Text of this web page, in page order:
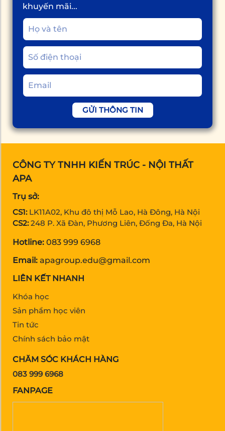
khuyến mãi...
GỬI THÔNG TIN
CÔNG TY TNHH KIẾN TRÚC - NỘI THẤT
APA
Trụ sở:
CS1: LK11A02, Khu đô thị Mỗ Lao, Hà Đông, Hà Nội
CS2: 248 P. Xã Đàn, Phương Liên, Đống Đa, Hà Nội
Hotline: 083 999 6968
Email: apagroup.edu@gmail.com
LIÊN KẾT NHANH
Khóa học
Sản phẩm học viên
Tin tức
Chính sách bảo mật
CHĂM SÓC KHÁCH HÀNG
083 999 6968
FANPAGE